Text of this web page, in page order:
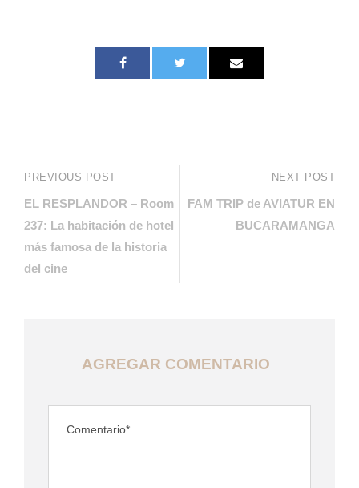
PREVIOUS POST
EL RESPLANDOR – Room
237: La habitación de hotel
más famosa de la historia
del cine
NEXT POST
FAM TRIP de AVIATUR EN
BUCARAMANGA
AGREGAR COMENTARIO